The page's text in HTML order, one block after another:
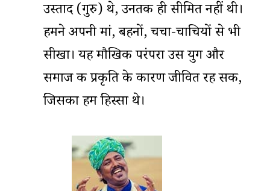
उस्ताद (गुरु) थे, उनतक ही सीमित नहीं थी।
हमने अपनी मां, बहनों, चचा-चाचियों से भी
सीखा। यह मौखिक परंपरा उस युग और
समाज की प्रकृति के कारण जीवित रह सकी,
जिसका हम हिस्सा थे।